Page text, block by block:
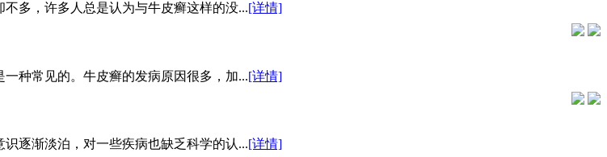
多，许多人总是认为与牛皮癣这样的没...[详情]
种常见的。牛皮癣的发病原因很多，加...[详情]
逐渐淡泊，对一些疾病也缺乏科学的认...[详情]